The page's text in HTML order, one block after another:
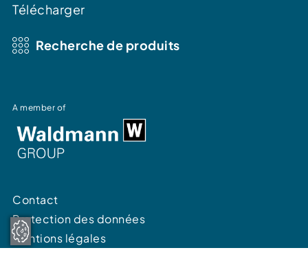
Télécharger
Recherche de produits
Contact
Protection des données
Mentions légales
A member of